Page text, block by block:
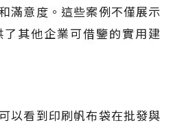
滿意度。這些案例不僅展示
其他企業可借鑒的實用建
以看到印刷帆布袋在批發與